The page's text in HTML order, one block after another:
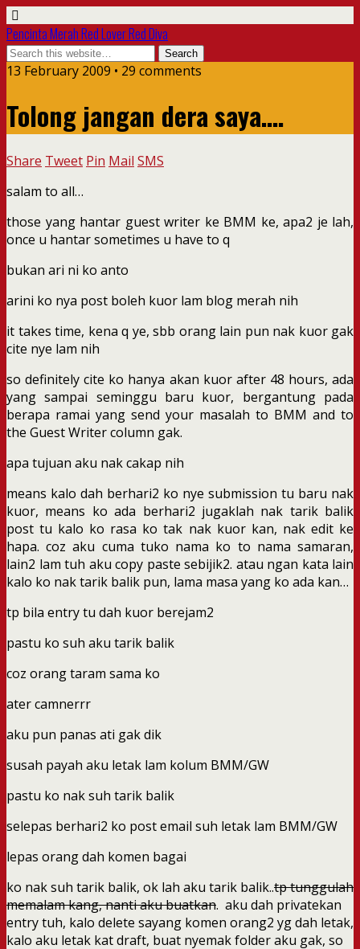
Pencinta Merah Red Lover Red Diva
13 February 2009 • 29 comments
Tolong jangan dera saya….
Share Tweet Pin Mail SMS
salam to all…
those yang hantar guest writer ke BMM ke, apa2 je lah,
once u hantar sometimes u have to q
bukan ari ni ko anto
arini ko nya post boleh kuor lam blog merah nih
it takes time, kena q ye, sbb orang lain pun nak kuor gak
cite nye lam nih
so definitely cite ko hanya akan kuor after 48 hours, ada
yang sampai seminggu baru kuor, bergantung pada
berapa ramai yang send your masalah to BMM and to
the Guest Writer column gak.
apa tujuan aku nak cakap nih
means kalo dah berhari2 ko nye submission tu baru nak
kuor, means ko ada berhari2 jugaklah nak tarik balik
post tu kalo ko rasa ko tak nak kuor kan, nak edit ke
hapa. coz aku cuma tuko nama ko to nama samaran,
lain2 lam tuh aku copy paste sebijik2. atau ngan kata lain
kalo ko nak tarik balik pun, lama masa yang ko ada kan…
tp bila entry tu dah kuor berejam2
pastu ko suh aku tarik balik
coz orang taram sama ko
ater camnerrr
aku pun panas ati gak dik
susah payah aku letak lam kolum BMM/GW
pastu ko nak suh tarik balik
selepas berhari2 ko post email suh letak lam BMM/GW
lepas orang dah komen bagai
ko nak suh tarik balik, ok lah aku tarik balik..tp tunggulah
memalam kang, nanti aku buatkan. aku dah privatekan
entry tuh, kalo delete sayang komen orang2 yg dah letak,
kalo aku letak kat draft, buat nyemak folder aku gak, so